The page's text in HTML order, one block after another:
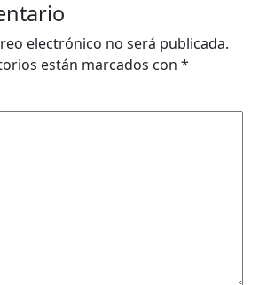
electrónico no será publicada.
están marcados con *